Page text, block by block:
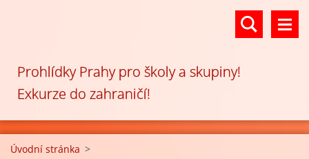
Prohlídky Prahy pro školy a skupiny!
Exkurze do zahraničí!
Úvodní stránka >